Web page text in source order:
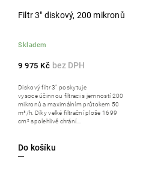
Filtr 3" diskový, 200 mikronů
Skladem
9 975 Kč
Do košíku
Diskový filtr 3" poskytuje
vysoce účinnou filtraci s jemností 200
mikronů a maximálním průtokem 50
m³/h. Díky velké filtrační ploše 1699
cm² spolehlivě chrání...